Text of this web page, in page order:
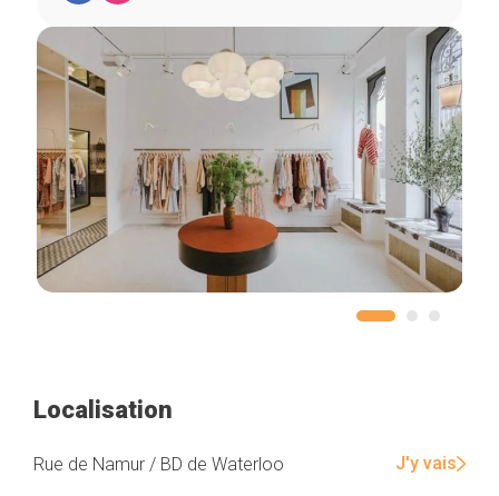
Localisation
Rue de Namur / BD de Waterloo J'y vais